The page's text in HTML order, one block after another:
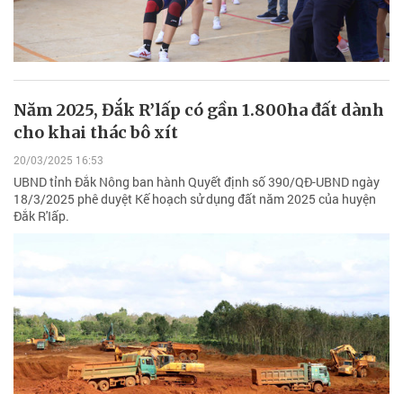
Năm 2025, Đắk R’lấp có gần 1.800ha đất dành
cho khai thác bô xít
20/03/2025 16:53
UBND tỉnh Đắk Nông ban hành Quyết định số 390/QĐ-UBND ngày
18/3/2025 phê duyệt Kế hoạch sử dụng đất năm 2025 của huyện
Đắk R'Iấp.